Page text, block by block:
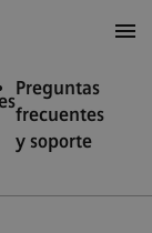
Preguntas
frecuentes
y soporte